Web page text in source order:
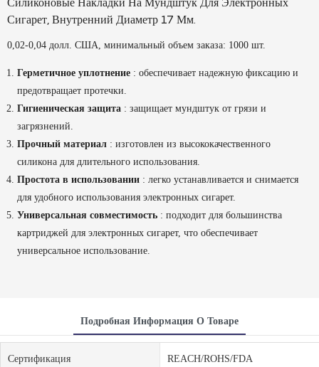
Сигарет, Внутренний Диаметр 17 Мм.
0,02-0,04 долл. США, минимальный объем заказа: 1000 шт.
Герметичное уплотнение : обеспечивает надежную фиксацию и
предотвращает протечки.
Гигиеническая защита : защищает мундштук от грязи и
загрязнений.
Прочный материал : изготовлен из высококачественного
силикона для длительного использования.
Простота в использовании : легко устанавливается и снимается
для удобного использования электронных сигарет.
Универсальная совместимость : подходит для большинства
картриджей для электронных сигарет, что обеспечивает
универсальное использование.
Подробная Информация О Товаре
Сертификация REACH/ROHS/FDA